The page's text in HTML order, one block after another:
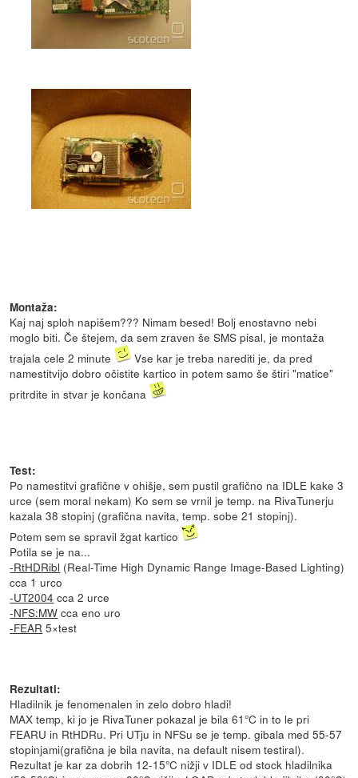
Montaža:
Kaj naj sploh napišem??? Nimam besed! Bolj enostavno nebi
moglo biti. Če štejem, da sem zraven še SMS pisal, je montaža
trajala cele 2 minute
Vse kar je treba narediti je, da pred
namestitvijo dobro očistite kartico in potem samo še štiri "matice"
pritrdite in stvar je končana
Test:
Po namestitvi grafične v ohišje, sem pustil grafično na IDLE kake 3
urce (sem moral nekam) Ko sem se vrnil je temp. na RivaTunerju
kazala 38 stopinj (grafična navita, temp. sobe 21 stopinj).
Potem sem se spravil žgat kartico
Potila se je na...
-RtHDRibl (Real-Time High Dynamic Range Image-Based Lighting)
cca 1 urco
-UT2004 cca 2 urce
-NFS:MW cca eno uro
-FEAR 5×test
Rezultati:
Hladilnik je fenomenalen in zelo dobro hladi!
MAX temp, ki jo je RivaTuner pokazal je bila 61°C in to le pri
FEARU in RtHDRu. Pri UTju in NFSu se je temp. gibala med 55-57
stopinjami(grafična je bila navita, na default nisem testiral).
Rezultat je kar za dobrih 12-15°C nižji v IDLE od stock hladilnika